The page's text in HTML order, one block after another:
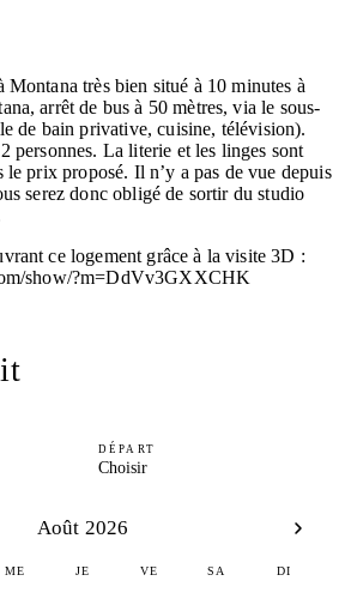
Montana très bien situé à 10 minutes à
arrêt de bus à 50 mètres, via le sous-
de bain privative, cuisine, télévision).
personnes. La literie et les linges sont
le prix proposé. Il n’y a pas de vue depuis
serez donc obligé de sortir du studio
ce logement grâce à la visite 3D :
show/?m=DdVv3GXXCHK
DÉPART
Choisir
Août 2026
ME JE VE SA DI